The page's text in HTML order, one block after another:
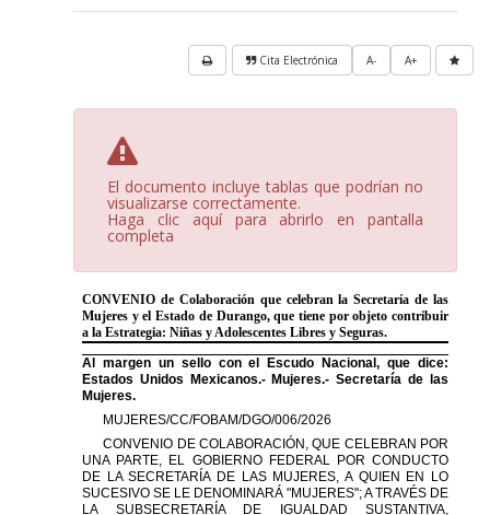
A+
A-
Cita Electrónica
El documento incluye tablas que podrían no
visualizarse correctamente.
Haga clic aquí para abrirlo en pantalla
completa